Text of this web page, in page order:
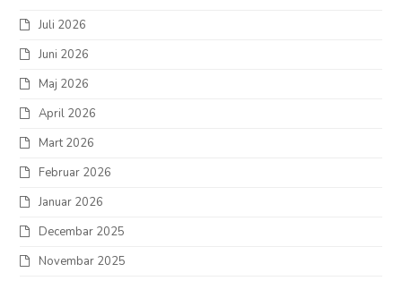
Juli 2026
Juni 2026
Maj 2026
April 2026
Mart 2026
Februar 2026
Januar 2026
Decembar 2025
Novembar 2025